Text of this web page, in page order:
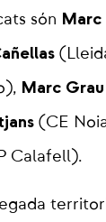
són Marc
Marc Grau
(CE
Calafell).